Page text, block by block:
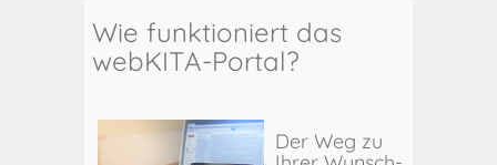
Wie funktioniert das
webKITA-Portal?
Der Weg zu